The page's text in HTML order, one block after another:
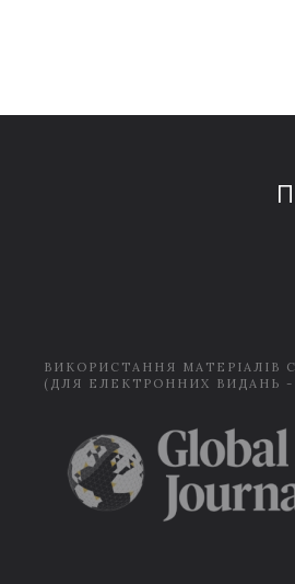
ВИКОРИСТАННЯ
(ДЛЯ ЕЛЕКТРОННИХ ВИДАНЬ -